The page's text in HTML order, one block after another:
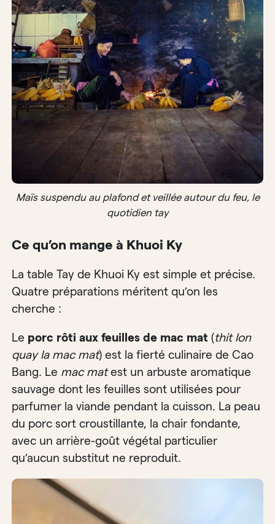
Maïs suspendu au plafond et veillée autour du feu, le
quotidien tay
Ce qu’on mange à Khuoi Ky
La table Tay de Khuoi Ky est simple et précise.
Quatre préparations méritent qu’on les
cherche :
Le porc rôti aux feuilles de mac mat (thit lon
quay la mac mat) est la fierté culinaire de Cao
Bang. Le mac matest un arbuste aromatique
sauvage dont les feuilles sont utilisées pour
parfumer la viande pendant la cuisson. La peau
du porc sort croustillante, la chair fondante,
avec un arrière-goût végétal particulier
qu’aucun substitut ne reproduit.